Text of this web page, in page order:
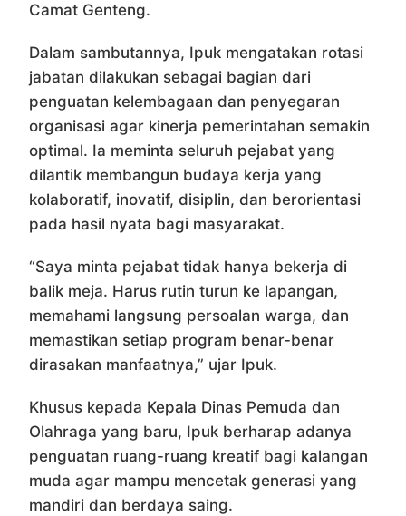
Camat Genteng.
Dalam sambutannya, Ipuk mengatakan rotasi
jabatan dilakukan sebagai bagian dari
penguatan kelembagaan dan penyegaran
organisasi agar kinerja pemerintahan semakin
optimal. Ia meminta seluruh pejabat yang
dilantik membangun budaya kerja yang
kolaboratif, inovatif, disiplin, dan berorientasi
pada hasil nyata bagi masyarakat.
“Saya minta pejabat tidak hanya bekerja di
balik meja. Harus rutin turun ke lapangan,
memahami langsung persoalan warga, dan
memastikan setiap program benar-benar
dirasakan manfaatnya,” ujar Ipuk.
Khusus kepada Kepala Dinas Pemuda dan
Olahraga yang baru, Ipuk berharap adanya
penguatan ruang-ruang kreatif bagi kalangan
muda agar mampu mencetak generasi yang
mandiri dan berdaya saing.